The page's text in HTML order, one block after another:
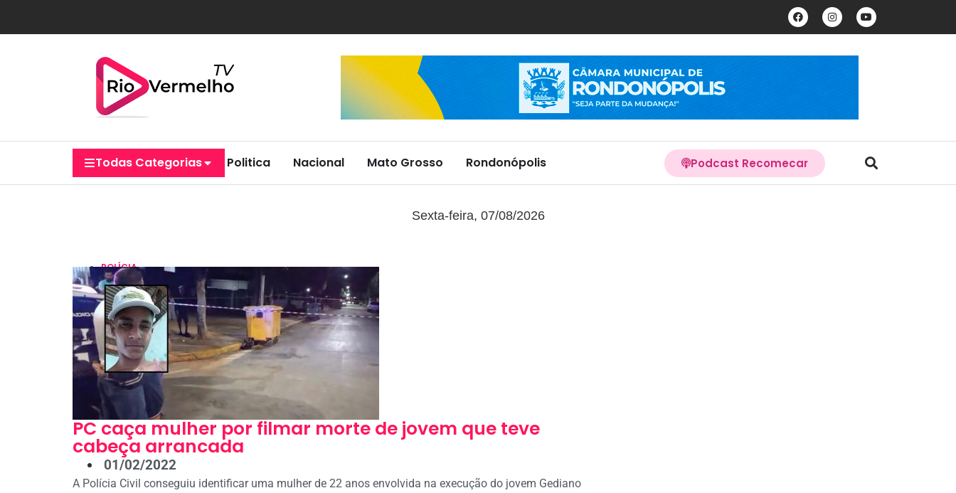
Todas Categorias Politica Nacional Mato Grosso Rondonópolis Podcast Recomecar
Sexta-feira, 07/08/2026
POLÍCIA
PC caça mulher por filmar morte de jovem que teve
cabeça arrancada
01/02/2022
A Polícia Civil conseguiu identificar uma mulher de 22 anos envolvida na execução do jovem Gediano